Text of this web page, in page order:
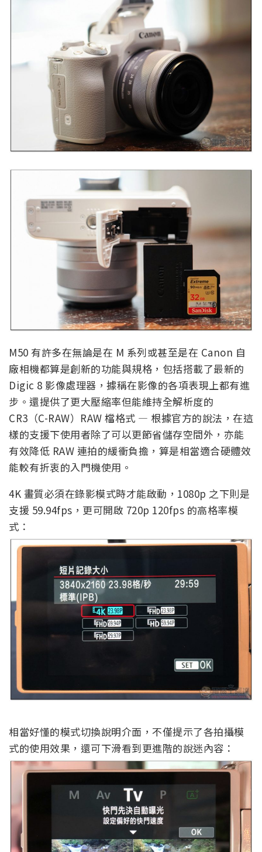
M50 有許多在無論是在 M 系列或甚至是在 Canon 自
廠相機都算是創新的功能與規格，包括搭載了最新的
Digic 8 影像處理器，據稱在影像的各項表現上都有進
步。還提供了更大壓縮率但能維持全解析度的
CR3（C-RAW）RAW 檔格式 — 根據官方的說法，在這
樣的支援下使用者除了可以更節省儲存空間外，亦能
有效降低 RAW 連拍的緩衝負擔，算是相當適合硬體效
能較有折衷的入門機使用。
4K 畫質必須在錄影模式時才能啟動，1080p 之下則是
支援 59.94fps，更可開啟 720p 120fps 的高格率模
式：
相當好懂的模式切換說明介面，不僅提示了各拍攝模
式的使用效果，還可下滑看到更進階的說迷內容：